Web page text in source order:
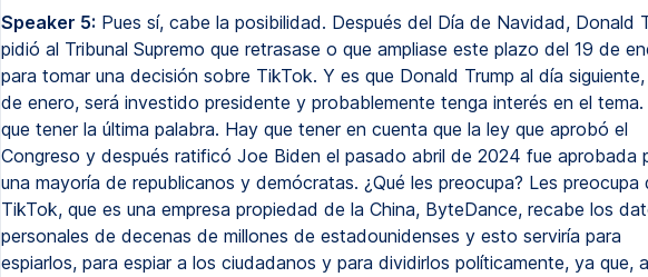
Speaker 5: Pues sí, cabe la posibilidad. Después del Día de Navidad, Donald
pidió al Tribunal Supremo que retrasase o que ampliase este plazo del 19 de
para tomar una decisión sobre TikTok. Y es que Donald Trump al día
de enero, será investido presidente y probablemente tenga interés en el
que tener la última palabra. Hay que tener en cuenta que la ley que aprobó el
Congreso y después ratificó Joe Biden el pasado abril de 2024 fue aprobada
una mayoría de republicanos y demócratas. ¿Qué les preocupa? Les preocupa
TikTok, que es una empresa propiedad de la China, ByteDance, recabe los
personales de decenas de millones de estadounidenses y esto serviría para
espiarlos, para espiar a los ciudadanos y para dividirlos políticamente, ya que, a